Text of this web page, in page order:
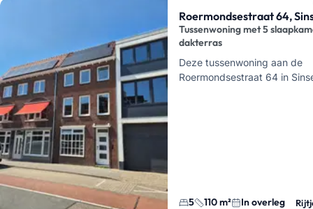
Roermondsestraat 64,
Tussenwoning met 5
dakterras
Deze tussenwoning aan de
Roermondsestraat 64 in
5 110 m² In overleg